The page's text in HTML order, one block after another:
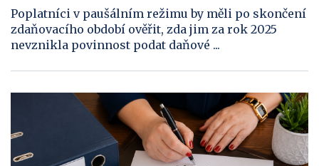
Poplatníci v paušálním režimu by měli po skončení
zdaňovacího období ověřit, zda jim za rok 2025
nevznikla povinnost podat daňové ...